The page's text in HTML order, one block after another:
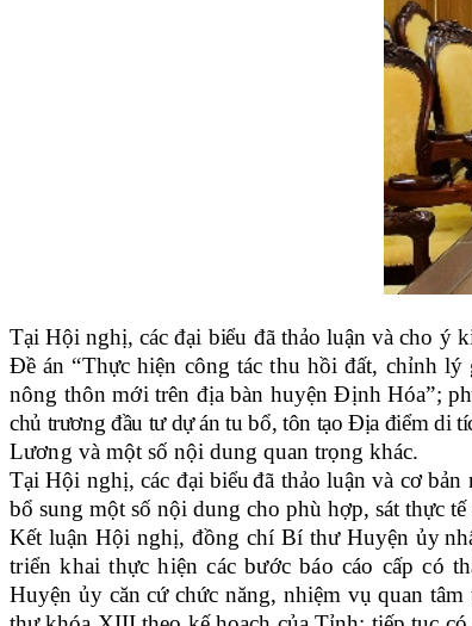
Tại Hội nghị, các đại biểu đãthảo luận và cho ý
Đề án “Thực hiện công tácthu hồi đất, chỉnh lý
nông thôn mới trên địa bàn huyện Định Hóa”;
chủ trương đầu tư dự án tu bổ, tôn tạo Địa điểm di
Lương và một số nội dung quan trọng khác.
Tại Hội nghị, các đại biểu đã thảo luận và cơ
bổ sung một số nội dung cho phù hợp, sát thực
Kết luận Hội nghị, đồng chí Bí thư Huyện ủy
triển khai thực hiện các bước báo cáo cấp có
Huyện ủy căn cứ chức năng, nhiệm vụ quan